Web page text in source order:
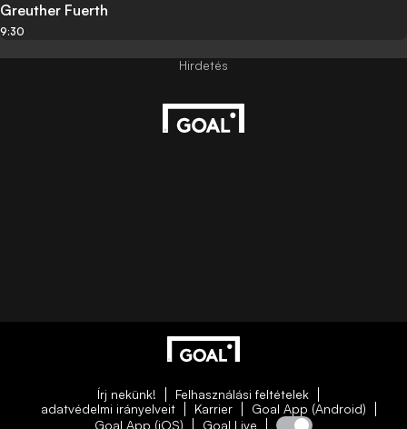
Greuther Fuerth
9:30
Írj nekünk!
Felhasználási feltételek
adatvédelmi irányelveit
Karrier
Goal App (Android)
Goal App (iOS)
Goal Live